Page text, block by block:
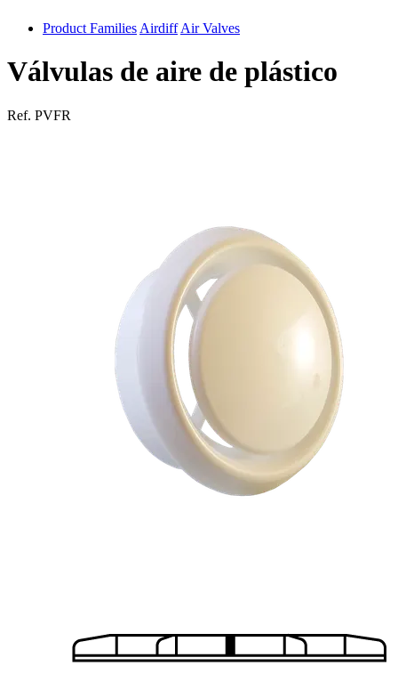
antivib
isolfix
Product Families Airdiff Air Valves
Válvulas de aire de plástico
Ref. PVFR